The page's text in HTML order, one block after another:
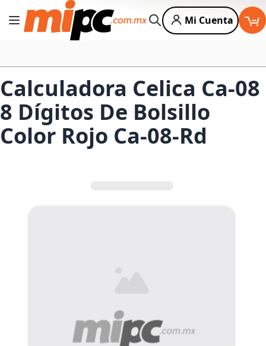
Cambiar Nav
Buscar
Mi Cuenta
Calculadora Celica Ca-08
8 Dígitos De Bolsillo
Color Rojo Ca-08-Rd